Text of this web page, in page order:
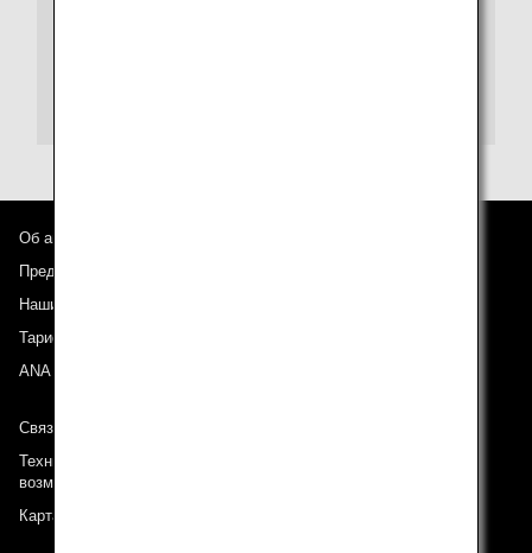
Об авиакомпании ANA
Предложения и объявления
Наши направления
Тариф ANA Experience
ANA Mileage Club
Связь с ANA
Техническая поддержка (Для клиентов с ограниченными
возможностями)
Карта сайта